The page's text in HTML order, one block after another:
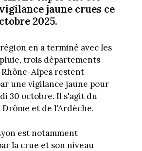
jaune crues ce
2025.
en a terminé avec les
trois départements
Alpes restent
une vigilance jaune pour
30 octobre. Il s'agit du
Drôme et de l'Ardèche.
est notamment
la crue et son niveau